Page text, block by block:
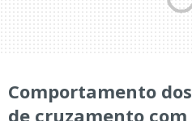
Comportamento
de cruzamento